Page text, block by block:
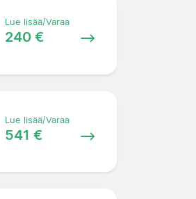
Lue lisää/Varaa
240 €
Lue lisää/Varaa
541 €